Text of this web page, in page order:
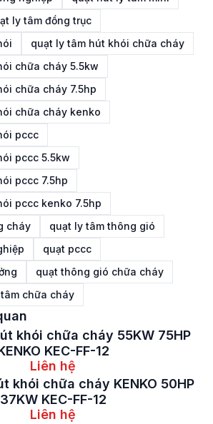
ly tâm đồng trục
quạt ly tâm hút khói chữa cháy
chữa cháy 5.5kw
chữa cháy 7.5hp
chữa cháy kenko
pccc
pccc 5.5kw
pccc 7.5hp
pccc kenko 7.5hp
cháy
quạt ly tâm thông gió
quạt pccc
quạt thông gió chữa cháy
chữa cháy
khói chữa cháy 55KW 75HP
KEC-FF-12
Liên hệ
khói chữa cháy KENKO 50HP
37KW KEC-FF-12
Liên hệ